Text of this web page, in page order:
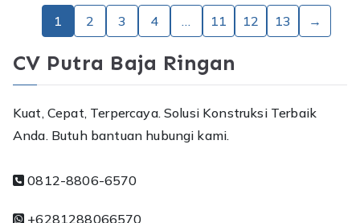
1 2 3 4 … 11 12 13 →
CV Putra Baja Ringan
Kuat, Cepat, Terpercaya. Solusi Konstruksi Terbaik
Anda. Butuh bantuan hubungi kami.
0812-8806-6570
+6281288066570